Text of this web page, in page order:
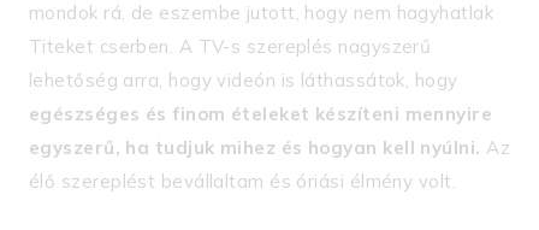
mondok rá, de eszembe jutott, hogy nem hagyhatlak
Titeket cserben. A TV-s szereplés nagyszerű
lehetőség arra, hogy videón is láthassátok, hogy
egészséges és finom ételeket készíteni mennyire
egyszerű, ha tudjuk mihez és hogyan kell nyúlni. Az
élő szereplést bevállaltam és óriási élmény volt.